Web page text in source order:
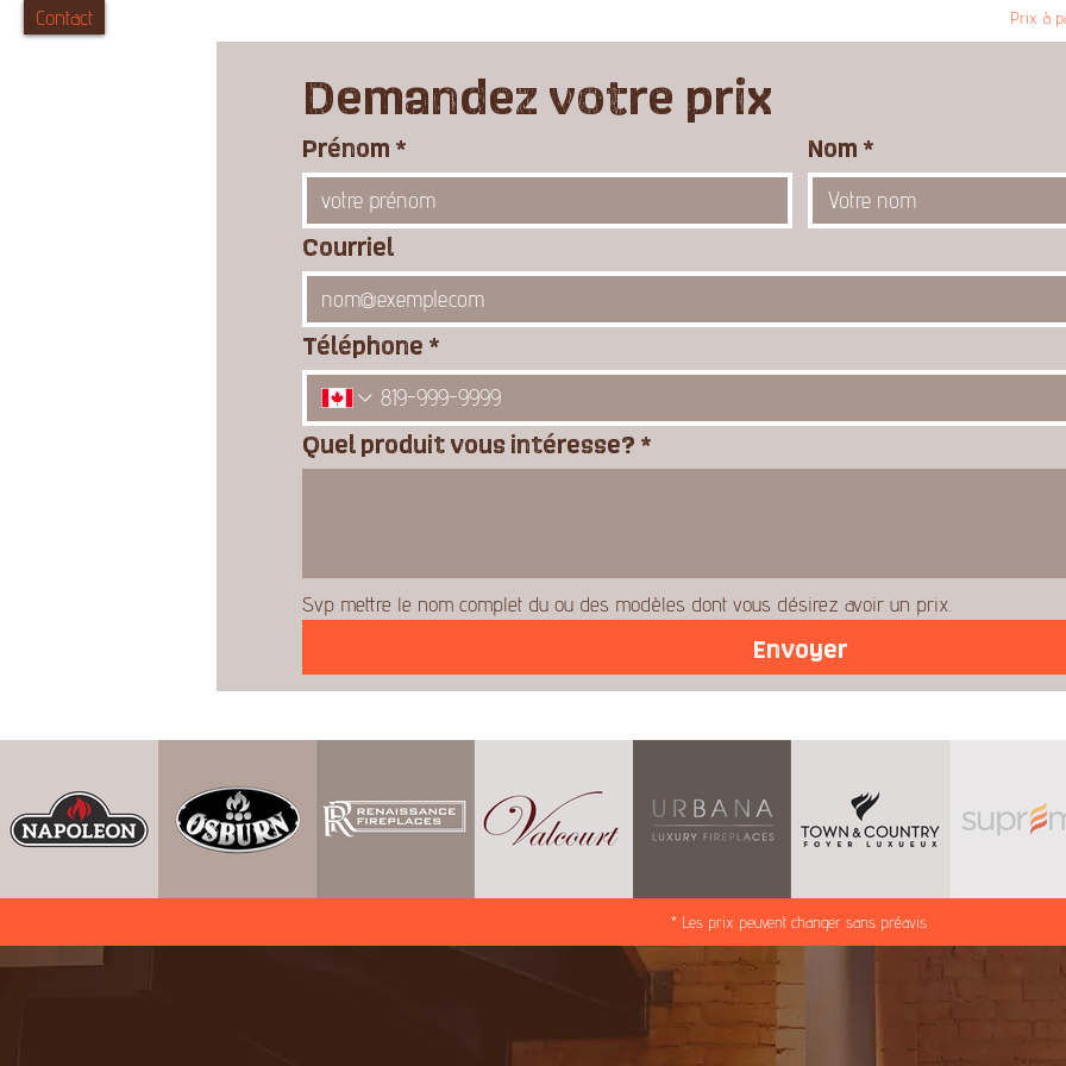
Contact
Prix à
Demandez votre prix
Prénom * Nom *
Courriel
Téléphone *
Quel produit vous intéresse? *
Svp mettre le nom complet du ou des modèles dont vous désirez avoir un prix.
Envoyer
* Les prix peuvent changer sans préavis.